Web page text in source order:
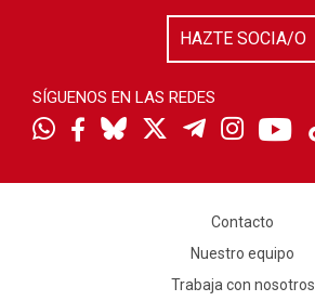
HAZTE SOCIA/O
SÍGUENOS EN LAS REDES
Contacto
Nuestro equipo
Trabaja con nosotros